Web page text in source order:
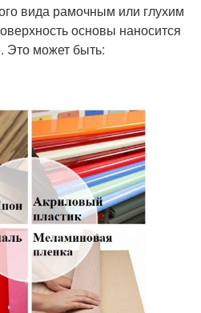
вида рамочным или глухим
основы наносится
Это может быть: